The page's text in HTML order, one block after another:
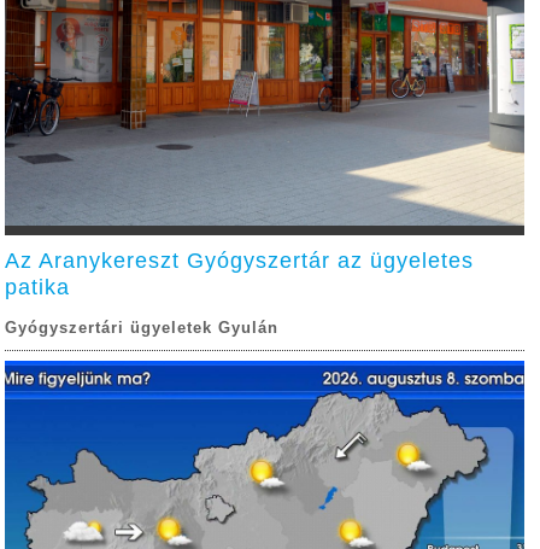
Az Aranykereszt Gyógyszertár az ügyeletes
patika
Gyógyszertári ügyeletek Gyulán